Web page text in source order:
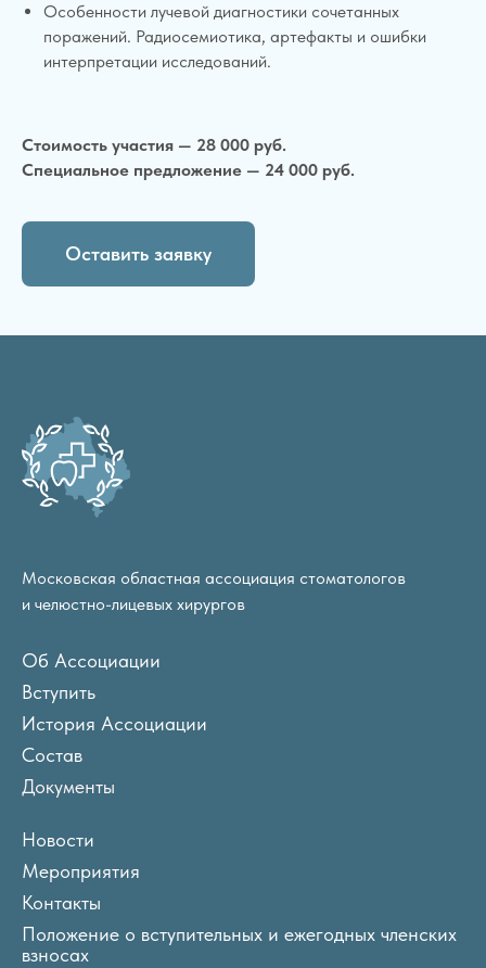
Особенности лучевой диагностики сочетанных
поражений. Радиосемиотика, артефакты и ошибки
интерпретации исследований.
Стоимость участия — 28 000 руб.
Специальное предложение — 24 000 руб.
Оставить заявку
Московская областная ассоциация стоматологов
и челюстно-лицевых хирургов
Об Ассоциации
Вступить
История Ассоциации
Состав
Документы
Новости
Мероприятия
Контакты
Положение о вступительных и ежегодных членских
взносах